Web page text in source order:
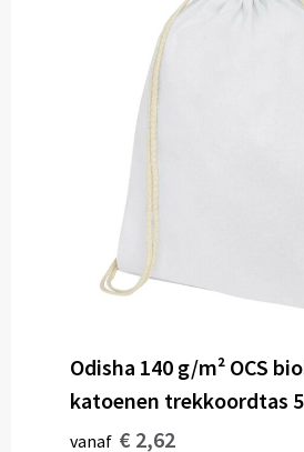
Odisha 140 g/m² OCS
katoenen trekkoordtas
vanaf € 2,62